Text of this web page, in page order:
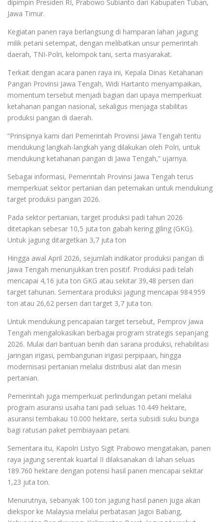
dipimpin Presiden RI, Prabowo Subianto dari Kabupaten Tuban,
Jawa Timur.
Kegiatan panen raya berlangsung di hamparan lahan jagung
milik petani setempat, dengan melibatkan unsur pemerintah
daerah, TNI-Polri, kelompok tani, serta masyarakat.
Terkait dengan acara panen raya ini, Kepala Dinas Ketahanan
Pangan Provinsi Jawa Tengah, Widi Hartanto menyampaikan,
momentum tersebut menjadi bagian dari upaya memperkuat
ketahanan pangan nasional, sekaligus menjaga stabilitas
produksi pangan di daerah.
“Prinsipnya kami dari Pemerintah Provinsi Jawa Tengah tentu
mendukung langkah-langkah yang dilakukan oleh Polri, untuk
mendukung ketahanan pangan di Jawa Tengah,” ujarnya.
Sebagai informasi, Pemerintah Provinsi Jawa Tengah terus
memperkuat sektor pertanian dan peternakan untuk mendukung
target produksi pangan 2026.
Pada sektor pertanian, target produksi padi tahun 2026
ditetapkan sebesar 10,5 juta ton gabah kering giling (GKG).
Untuk jagung ditargetkan 3,7 juta ton
Hingga awal April 2026, sejumlah indikator produksi pangan di
Jawa Tengah menunjukkan tren positif. Produksi padi telah
mencapai 4,16 juta ton GKG atau sekitar 39,48 persen dari
target tahunan. Sementara produksi jagung mencapai 984.959
ton atau 26,62 persen dari target 3,7 juta ton.
Untuk mendukung pencapaian target tersebut, Pemprov Jawa
Tengah mengalokasikan berbagai program strategis sepanjang
2026. Mulai dari bantuan benih dan sarana produksi, rehabilitasi
jaringan irigasi, pembangunan irigasi perpipaan, hingga
modernisasi pertanian melalui distribusi alat dan mesin
pertanian.
Pemerintah juga memperkuat perlindungan petani melalui
program asuransi usaha tani padi seluas 10.449 hektare,
asuransi tembakau 10.000 hektare, serta subsidi suku bunga
bagi ratusan paket pembiayaan petani.
Sementara itu, Kapolri Listyo Sigit Prabowo mengatakan, panen
raya jagung serentak kuartal II dilaksanakan di lahan seluas
189.760 hektare dengan potensi hasil panen mencapai sekitar
1,23 juta ton.
Menurutnya, sebanyak 100 ton jagung hasil panen juga akan
diekspor ke Malaysia melalui perbatasan Jagoi Babang,